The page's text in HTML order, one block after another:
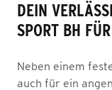
DEIN
SPORT BH
Neben einem
auch für ein